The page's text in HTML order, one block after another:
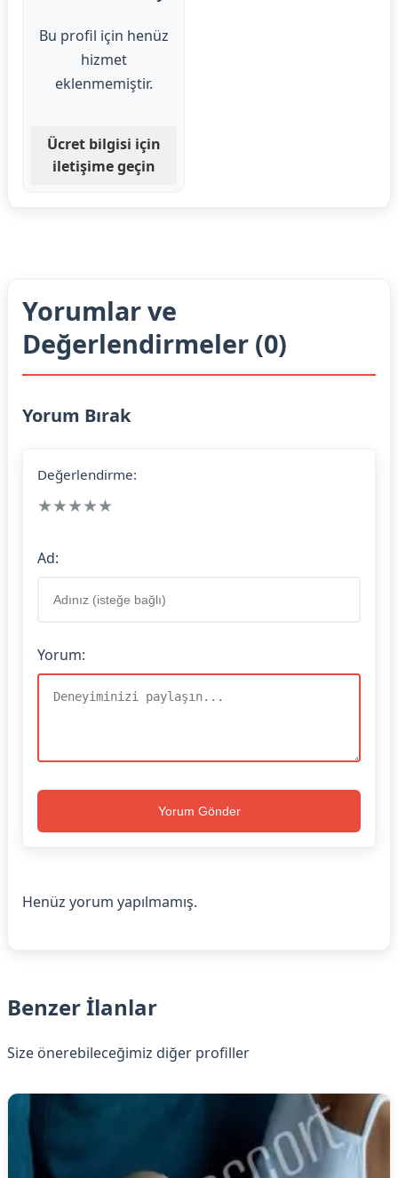
Bu profil için henüz
hizmet
eklenmemiştir.
Ücret bilgisi için
iletişime geçin
Yorumlar ve
Değerlendirmeler (0)
Yorum Bırak
Değerlendirme:
★
★
★
★
★
Ad:
Yorum:
Yorum Gönder
Henüz yorum yapılmamış.
Benzer İlanlar
Size önerebileceğimiz diğer profiller